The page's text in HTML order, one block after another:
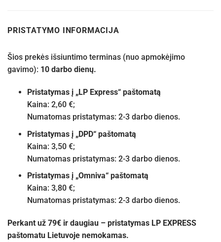
PRISTATYMO INFORMACIJA
Šios prekės išsiuntimo terminas (nuo apmokėjimo
gavimo): 10 darbo dienų.
Pristatymas į „LP Express“ paštomatą
Kaina: 2,60 €;
Numatomas pristatymas: 2-3 darbo dienos.
Pristatymas į „DPD“ paštomatą
Kaina: 3,50 €;
Numatomas pristatymas: 2-3 darbo dienos.
Pristatymas į „Omniva“ paštomatą
Kaina: 3,80 €;
Numatomas pristatymas: 2-3 darbo dienos.
Perkant už 79€ ir daugiau – pristatymas LP EXPRESS
paštomatu Lietuvoje nemokamas.